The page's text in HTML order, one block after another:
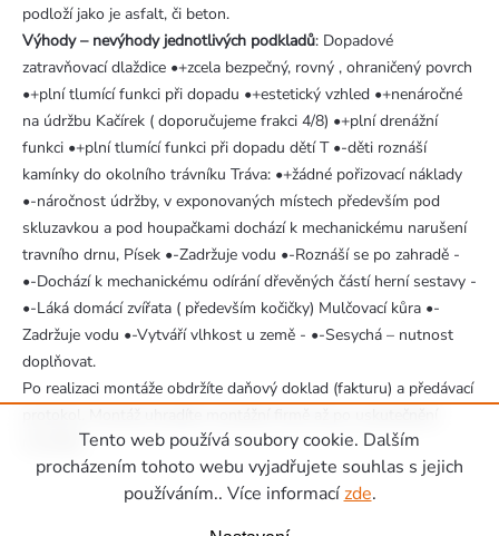
Tento web používá soubory cookie. Dalším
procházením tohoto webu vyjadřujete souhlas s jejich
používáním.. Více informacízde.
podloží jako je asfalt, či beton.
Výhody – nevýhody jednotlivých podkladů: Dopadové
zatravňovací dlaždice •+zcela bezpečný, rovný , ohraničený povrch
•+plní tlumící funkci při dopadu •+estetický vzhled •+nenáročné
na údržbu Kačírek ( doporučujeme frakci 4/8) •+plní drenážní
funkci •+plní tlumící funkci při dopadu dětí T •-děti roznáší
kamínky do okolního trávníku Tráva: •+žádné pořizovací náklady
•-náročnost údržby, v exponovaných místech především pod
skluzavkou a pod houpačkami dochází k mechanickému narušení
travního drnu, Písek •-Zadržuje vodu •-Roznáší se po zahradě -
•-Dochází k mechanickému odírání dřevěných částí herní sestavy -
•-Láká domácí zvířata ( především kočičky) Mulčovací kůra •-
Zadržuje vodu •-Vytváří vlhkost u země - •-Sesychá – nutnost
doplňovat.
Po realizaci montáže obdržíte daňový doklad (fakturu) a předávací
montáže.
Zápatí